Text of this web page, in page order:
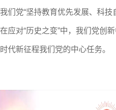
我们党“坚持教育优先发展、科技
在应对“历史之变”中，我们党创
时代新征程我们党的中心任务。